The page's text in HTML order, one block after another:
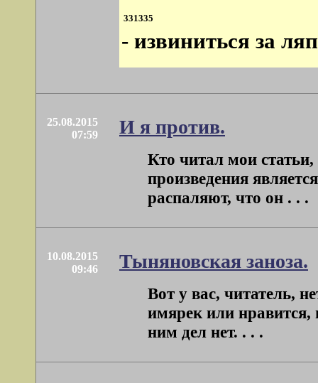
331335
- извиниться за
25.08.2015
07:59
И я против.
Кто читал мои
произведения
распаляют, что он . . .
10.08.2015
09:46
Тыняновская заноза.
Вот у вас, читатель,
имярек или нравится,
ним дел нет. . . .